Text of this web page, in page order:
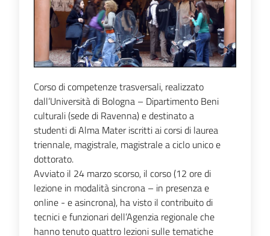
formazione
Corso di competenze trasversali, realizzato
dall’Università di Bologna – Dipartimento Beni
culturali (sede di Ravenna) e destinato a
studenti di Alma Mater iscritti ai corsi di laurea
triennale, magistrale, magistrale a ciclo unico e
dottorato.
Avviato il 24 marzo scorso, il corso (12 ore di
lezione in modalità sincrona – in presenza e
online - e asincrona), ha visto il contribuito di
tecnici e funzionari dell’Agenzia regionale che
hanno tenuto quattro lezioni sulle tematiche